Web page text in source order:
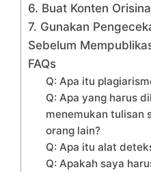
6. Buat Konten
7. Gunakan
Sebelum
FAQs
Q: Apa itu
Q: Apa yang harus
menemukan tulisan
orang lain?
Q: Apa itu alat
Q: Apakah saya